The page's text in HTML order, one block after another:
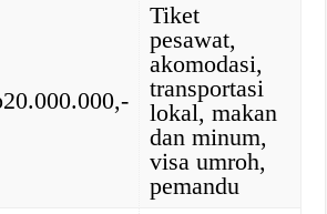
Tiket
pesawat,
akomodasi,
transportasi
lokal, makan
dan minum,
visa umroh,
pemandu